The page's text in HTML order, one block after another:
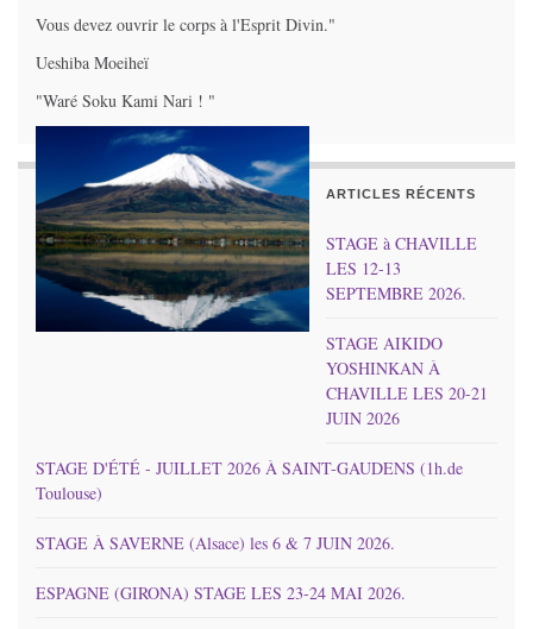
Vous devez ouvrir le corps à l'Esprit Divin."
Ueshiba Moeiheï
"Waré Soku Kami Nari ! "
ARTICLES RÉCENTS
STAGE à CHAVILLE
LES 12-13
SEPTEMBRE 2026.
STAGE AIKIDO
YOSHINKAN À
CHAVILLE LES 20-21
JUIN 2026
STAGE D'ÉTÉ - JUILLET 2026 À SAINT-GAUDENS (1h.de
Toulouse)
STAGE À SAVERNE (Alsace) les 6 & 7 JUIN 2026.
ESPAGNE (GIRONA) STAGE LES 23-24 MAI 2026.